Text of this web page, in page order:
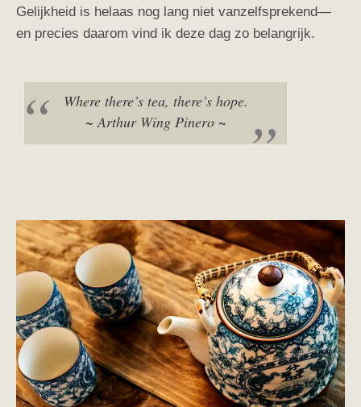
Gelijkheid is helaas nog lang niet vanzelfsprekend—
en precies daarom vind ik deze dag zo belangrijk.
Where there’s tea, there’s hope.
~ Arthur Wing Pinero ~